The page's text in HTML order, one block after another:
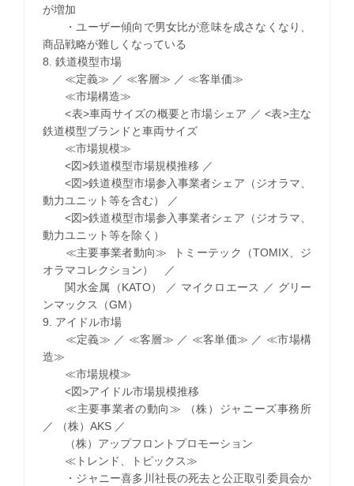
が増加
・ユーザー傾向で男女比が意味を成さなくなり、
商品戦略が難しくなっている
8. 鉄道模型市場
≪定義≫ ／ ≪客層≫ ／ ≪客単価≫
≪市場構造≫
<表>車両サイズの概要と市場シェア ／ <表>主な
鉄道模型ブランドと車両サイズ
≪市場規模≫
<図>鉄道模型市場規模推移 ／
<図>鉄道模型市場参入事業者シェア（ジオラマ、
動力ユニット等を含む） ／
<図>鉄道模型市場参入事業者シェア（ジオラマ、
動力ユニット等を除く）
≪主要事業者動向≫ トミーテック（TOMIX、ジ
オラマコレクション） ／
関水金属（KATO） ／ マイクロエース ／ グリー
ンマックス（GM）
9. アイドル市場
≪定義≫ ／ ≪客層≫ ／ ≪客単価≫ ／ ≪市場構
造≫
≪市場規模≫
<図>アイドル市場規模推移
≪主要事業者の動向≫ （株）ジャニーズ事務所
／ （株）AKS ／
（株）アップフロントプロモーション
≪トレンド、トピックス≫
・ジャニー喜多川社長の死去と公正取引委員会か